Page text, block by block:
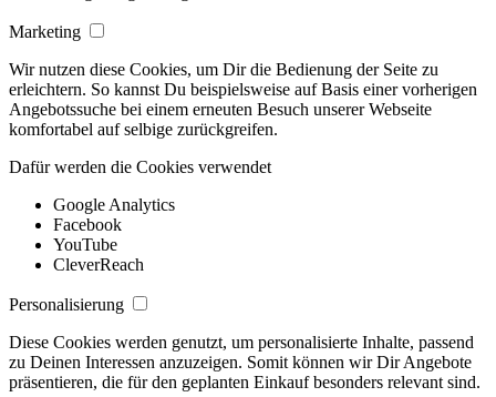
Marketing
Wir nutzen diese Cookies, um Dir die Bedienung der Seite zu
erleichtern. So kannst Du beispielsweise auf Basis einer vorherigen
Angebotssuche bei einem erneuten Besuch unserer Webseite
komfortabel auf selbige zurückgreifen.
Dafür werden die Cookies verwendet
Google Analytics
Facebook
YouTube
CleverReach
Personalisierung
Diese Cookies werden genutzt, um personalisierte Inhalte, passend
zu Deinen Interessen anzuzeigen. Somit können wir Dir Angebote
präsentieren, die für den geplanten Einkauf besonders relevant sind.